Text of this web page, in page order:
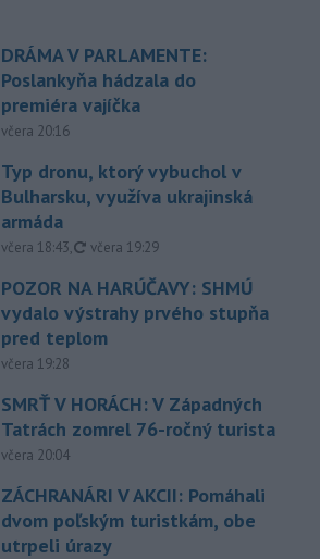
DRÁMA V PARLAMENTE:
Poslankyňa hádzala do
premiéra vajíčka
včera 20:16
Typ dronu, ktorý vybuchol v
Bulharsku, využíva ukrajinská
armáda
včera 18:43, aktualizované
včera 19:29
POZOR NA HARÚČAVY: SHMÚ
vydalo výstrahy prvého stupňa
pred teplom
včera 19:28
SMRŤ V HORÁCH: V Západných
Tatrách zomrel 76-ročný turista
včera 20:04
ZÁCHRANÁRI V AKCII: Pomáhali
dvom poľským turistkám, obe
utrpeli úrazy